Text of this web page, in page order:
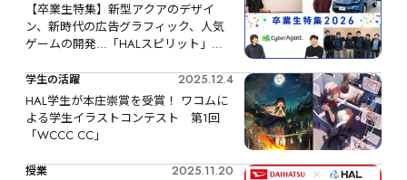
【卒業生特集】新型アクアのデザイ
ン、新時代の広告グラフィック、人気
ゲームの開発…「HALスピリット」を
学生の活躍
2025.12.4
HAL学生が本庄崇賞を受賞！ ワコムに
よる学生イラストコンテスト　第1回
「WCCC CC」
授業
2025.11.20